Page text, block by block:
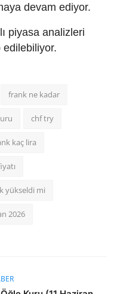
devam ediyor.
piyasa analizleri
edilebiliyor.
frank ne kadar
chf try
kaç lira
yükseldi mi
2026